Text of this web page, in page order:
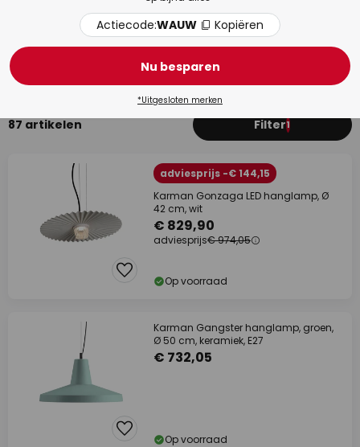
87 artikelen Filter1
adviesprijs -€ 144,15
Karman Gonzaga LED hanglamp, Ø
42 cm, wit
€ 829,90
adviesprijs€ 974,05
Op voorraad
Karman Gangster hanglamp, groen,
Ø 50 cm, keramiek, E27
€ 732,05
Op voorraad
Actiecode:WAUW Kopiëren
Nu besparen
*Uitgesloten merken